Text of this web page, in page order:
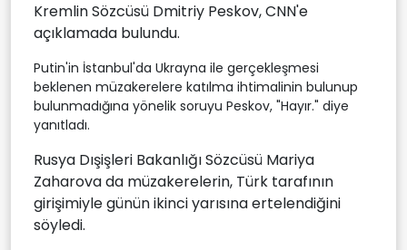
Kremlin Sözcüsü Dmitriy Peskov, CNN'e
açıklamada bulundu.
Putin'in İstanbul'da Ukrayna ile gerçekleşmesi
beklenen müzakerelere katılma ihtimalinin bulunup
bulunmadığına yönelik soruyu Peskov, "Hayır." diye
yanıtladı.
Rusya Dışişleri Bakanlığı Sözcüsü Mariya
Zaharova da müzakerelerin, Türk tarafının
girişimiyle günün ikinci yarısına ertelendiğini
söyledi.